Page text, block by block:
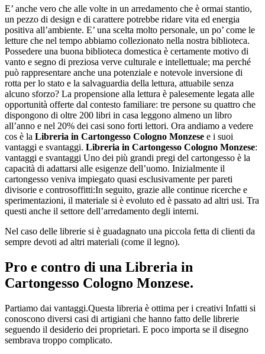
E’ anche vero che alle volte in un arredamento che è ormai stantio,
un pezzo di design e di carattere potrebbe ridare vita ed energia
positiva all’ambiente. E’ una scelta molto personale, un po’ come le
letture che nel tempo abbiamo collezionato nella nostra biblioteca.
Possedere una buona biblioteca domestica è certamente motivo di
vanto e segno di preziosa verve culturale e intellettuale; ma perché
può rappresentare anche una potenziale e notevole inversione di
rotta per lo stato e la salvaguardia della lettura, attuabile senza
alcuno sforzo? La propensione alla lettura è palesemente legata alle
opportunità offerte dal contesto familiare: tre persone su quattro che
dispongono di oltre 200 libri in casa leggono almeno un libro
all’anno e nel 20% dei casi sono forti lettori. Ora andiamo a vedere
cos è la Libreria in Cartongesso Cologno Monzese e i suoi
vantaggi e svantaggi. Libreria in Cartongesso Cologno Monzese:
vantaggi e svantaggi Uno dei più grandi pregi del cartongesso è la
capacità di adattarsi alle esigenze dell’uomo. Inizialmente il
cartongesso veniva impiegato quasi esclusivamente per pareti
divisorie e controsoffitti:In seguito, grazie alle continue ricerche e
sperimentazioni, il materiale si è evoluto ed è passato ad altri usi. Tra
questi anche il settore dell’arredamento degli interni.
Nel caso delle librerie si è guadagnato una piccola fetta di clienti da
sempre devoti ad altri materiali (come il legno).
Pro e contro di una Libreria in
Cartongesso Cologno Monzese.
Partiamo dai vantaggi.Questa libreria è ottima per i creativi Infatti si
conoscono diversi casi di artigiani che hanno fatto delle librerie
seguendo il desiderio dei proprietari. E poco importa se il disegno
sembrava troppo complicato.